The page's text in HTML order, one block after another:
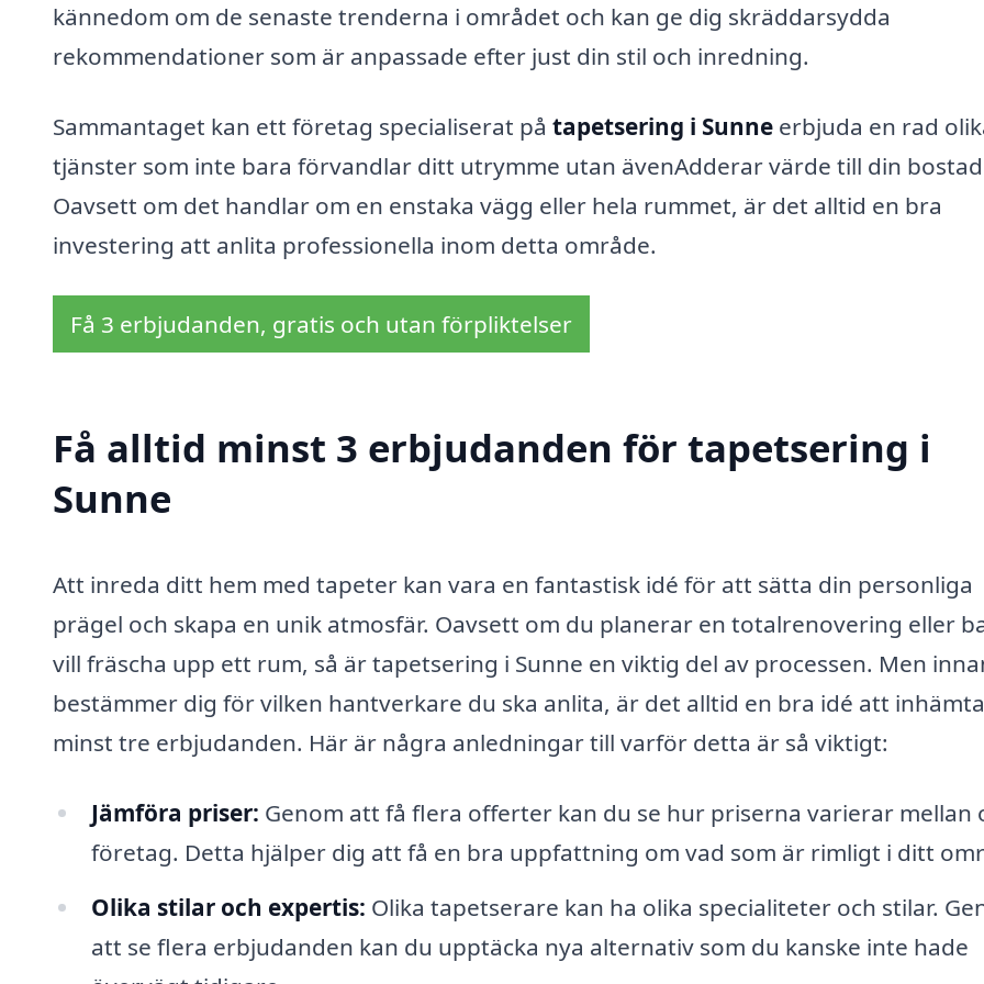
kännedom om de senaste trenderna i området och kan ge dig skräddarsydda
rekommendationer som är anpassade efter just din stil och inredning.
Sammantaget kan ett företag specialiserat på tapetsering i Sunne erbjuda en rad
tjänster som inte bara förvandlar ditt utrymme utan ävenAdderar värde till din
Oavsett om det handlar om en enstaka vägg eller hela rummet, är det alltid en bra
investering att anlita professionella inom detta område.
Få 3 erbjudanden, gratis och utan förpliktelser
Få alltid minst 3 erbjudanden för tapetsering i
Sunne
Att inreda ditt hem med tapeter kan vara en fantastisk idé för att sätta din personliga
prägel och skapa en unik atmosfär. Oavsett om du planerar en totalrenovering eller
vill fräscha upp ett rum, så är tapetsering i Sunne en viktig del av processen. Men
bestämmer dig för vilken hantverkare du ska anlita, är det alltid en bra idé att inhämta
minst tre erbjudanden. Här är några anledningar till varför detta är så viktigt:
Jämföra priser: Genom att få flera offerter kan du se hur priserna varierar mellan
företag. Detta hjälper dig att få en bra uppfattning om vad som är rimligt i ditt
Olika stilar och expertis: Olika tapetserare kan ha olika specialiteter och stilar.
att se flera erbjudanden kan du upptäcka nya alternativ som du kanske inte hade